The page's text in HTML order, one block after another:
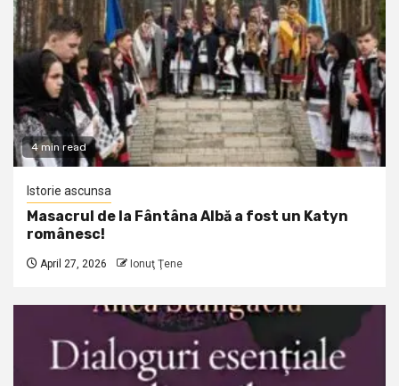
4 min read
Istorie ascunsa
Masacrul de la Fântâna Albă a fost un Katyn
românesc!
April 27, 2026 Ionuţ Ţene